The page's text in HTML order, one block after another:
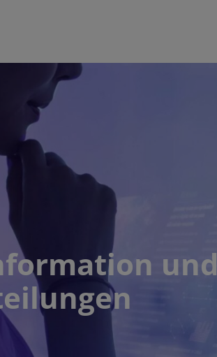
und